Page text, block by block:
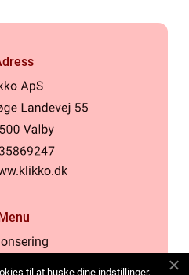
Menu
til at huske dine indstillinger,